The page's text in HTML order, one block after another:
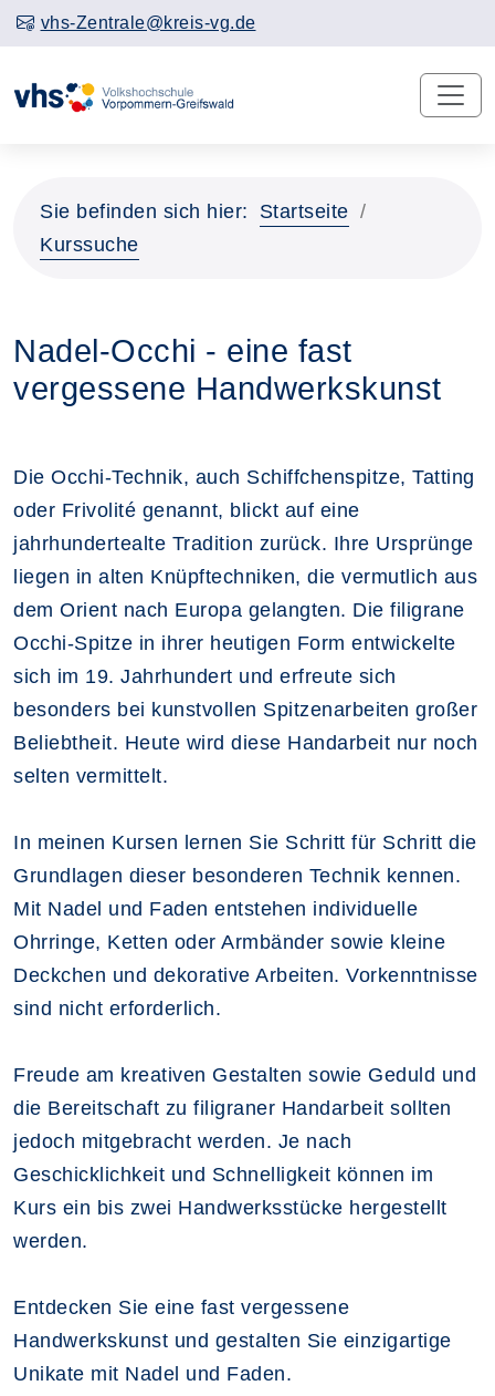
vhs-Zentrale@kreis-vg.de
Sie befinden sich hier:
Startseite
Kurssuche
Nadel-Occhi - eine fast
vergessene Handwerkskunst
Die Occhi-Technik, auch Schiffchenspitze, Tatting
oder Frivolité genannt, blickt auf eine
jahrhundertealte Tradition zurück. Ihre Ursprünge
liegen in alten Knüpftechniken, die vermutlich aus
dem Orient nach Europa gelangten. Die filigrane
Occhi-Spitze in ihrer heutigen Form entwickelte
sich im 19. Jahrhundert und erfreute sich
besonders bei kunstvollen Spitzenarbeiten großer
Beliebtheit. Heute wird diese Handarbeit nur noch
selten vermittelt.
In meinen Kursen lernen Sie Schritt für Schritt die
Grundlagen dieser besonderen Technik kennen.
Mit Nadel und Faden entstehen individuelle
Ohrringe, Ketten oder Armbänder sowie kleine
Deckchen und dekorative Arbeiten. Vorkenntnisse
sind nicht erforderlich.
Freude am kreativen Gestalten sowie Geduld und
die Bereitschaft zu filigraner Handarbeit sollten
jedoch mitgebracht werden. Je nach
Geschicklichkeit und Schnelligkeit können im
Kurs ein bis zwei Handwerksstücke hergestellt
werden.
Entdecken Sie eine fast vergessene
Handwerkskunst und gestalten Sie einzigartige
Unikate mit Nadel und Faden.